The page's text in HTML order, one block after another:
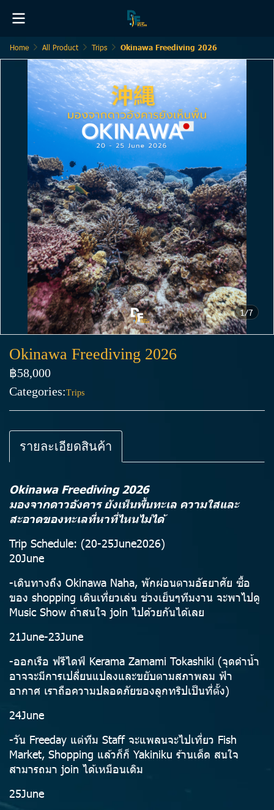
Home All Product Trips Okinawa Freediving 2026
1/7
Okinawa Freediving 2026
฿58,000
Categories:Trips
รายละเอียดสินค้า
Okinawa Freediving 2026
มองจากดาวอังคาร ยังเห็นพื้นทะเล ความใสและ
สะอาดของทะเลที่หาที่ไหนไม่ได้
Trip Schedule: (20-25June2026)
20June
-เดินทางถึง Okinawa Naha, พักผ่อนตามอัธยาศัย ซื้อ
ของ shopping เดินเที่ยวเล่น ช่วงเย็นๆทีมงาน จะพาไปดู
Music Show ถ้าสนใจ join ไปด้วยกันได้เลย
21June-23June
-ออกเรือ ฟรีไดฟ์ Kerama Zamami Tokashiki (จุดดำน้ำ
อาจจะมีการเปลี่ยนแปลงและขยับตามสภาพลม ฟ้า
อากาศ เราถือความปลอดภัยของลูกทริปเป็นที่ตั้ง)
24June
-วัน Freeday แต่ทีม Staff จะแพลนจะไปเที่ยว Fish
Market, Shopping แล้วก็ก็ Yakiniku ร้านเด็ด สนใจ
สามารถมา join ได้เหมือนเดิม
25June